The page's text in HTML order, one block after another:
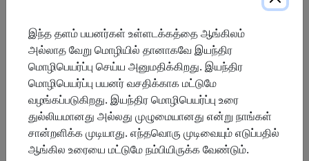
சக்தியாக இருந்து வருகிறார், நோயாளி பராமரிப்புக்கான அவரது
அசைக்க முடியாத அர்ப்பணிப்பை நிறுவனத்தின் ஒவ்வொரு
அம்சத்திலும் கொண்டு வருகிறார்.
மிரியம் தனது பதவிக் காலம் முழுவதும், இரக்கமுள்ள
தலைமைத்துவத்தின் மரபை உருவாக்கியுள்ளார்.
நோயாளிகளுக்கும் அவர்களது குடும்பங்களுக்கும் சிறப்பாக
சேவை செய்வது ஒரு பாக்கியம் மற்றும் பொறுப்பு என்பதைப்
புரிந்துகொண்டு அவர் ProResp இன் குழுக்களை
வழிநடத்துகிறார். மூத்த தலைமையிலிருந்து முன்னணி சுகாதார
இந்த தளம் பயனர்கள் உள்ளடக்கத்தை ஆங்கிலம்
அல்லாத வேறு மொழியில் தானாகவே இயந்திர
மொழிபெயர்ப்பு செய்ய அனுமதிக்கிறது. இயந்திர
மொழிபெயர்ப்பு பயனர் வசதிக்காக மட்டுமே
வழங்கப்படுகிறது. இயந்திர மொழிபெயர்ப்பு உரை
துல்லியமானது அல்லது முழுமையானது என்று நாங்கள்
சான்றளிக்க முடியாது. எந்தவொரு முடிவையும் எடுப்பதில்
ஆங்கில உரையை மட்டுமே நம்பியிருக்க வேண்டும்.